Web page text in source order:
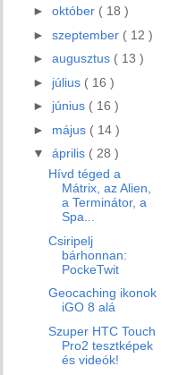
► október ( 18 )
► szeptember ( 12 )
► augusztus ( 13 )
► július ( 16 )
► június ( 16 )
► május ( 14 )
▼ április ( 28 )
Hívd téged a
Mátrix, az Alien,
a Terminátor, a
Spa...
Csiripelj
bárhonnan:
PockeTwit
Geocaching ikonok
iGO 8 alá
Szuper HTC Touch
Pro2 tesztképek
és videók!